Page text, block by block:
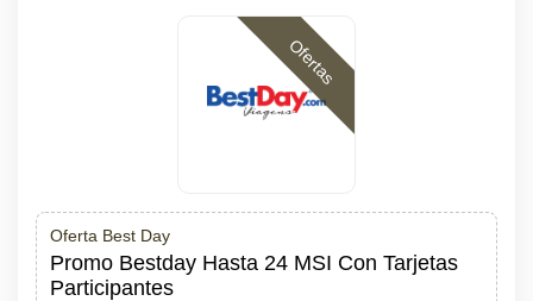
Ofertas
Oferta Best Day
Promo Bestday Hasta 24 MSI Con Tarjetas
Participantes